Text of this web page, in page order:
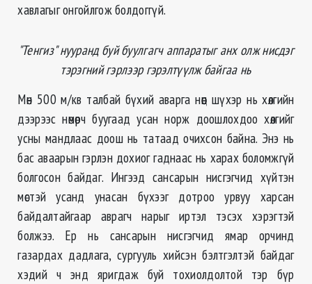
хавлагыг онгойлгож болдоггүй.
"Тенгиз" нууранд буй буулгагч аппаратыг анх олж нисдэг
тэрэгний гэрлээр гэрэлтүүлж байгаа нь
Мөн 500 м/кв талбай бүхий аварга нөөц шүхэр нь хөлгийн
дээрээс нөмөрч буугаад усан норж доошлохдоо хөлгийг
усны мандлаас доош нь татаад очихсон байна. Энэ нь
бас аваарын гэрлэн дохиог гаднаас нь харах боломжгүй
болгосон байдаг. Ингээд сансарын нисгэгчид хүйтэн
мөстэй усанд унасан бүхээг дотроо урвуу харсан
байдалтайгаар аврагч нарыг иртэл тэсэх хэрэгтэй
болжээ. Ер нь сансарын нисгэгчид ямар орчинд
газардах дадлага, сургууль хийсэн бэлтгэлтэй байдаг
хэдий ч энд яригдаж буй тохиолдолтой тэр бүр